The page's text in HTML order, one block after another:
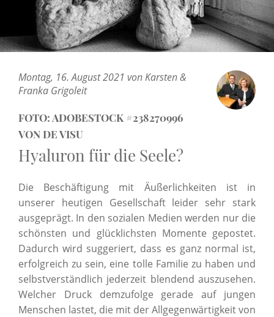
Montag, 16. August 2021 von Karsten &
Franka Grigoleit
FOTO: ADOBESTOCK #238270996
VON DE VISU
Hyaluron für die Seele?
Die Beschäftigung mit Äußerlichkeiten ist in
unserer heutigen Gesellschaft leider sehr stark
ausgeprägt. In den sozialen Medien werden nur die
schönsten und glücklichsten Momente gepostet.
Dadurch wird suggeriert, dass es ganz normal ist,
erfolgreich zu sein, eine tolle Familie zu haben und
selbstverständlich jederzeit blendend auszusehen.
Welcher Druck demzufolge gerade auf jungen
Menschen lastet, die mit der Allgegenwärtigkeit von